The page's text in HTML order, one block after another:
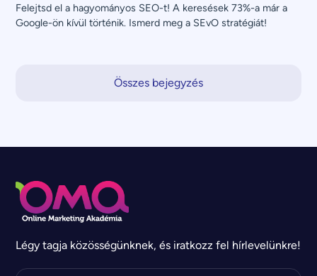
Felejtsd el a hagyományos SEO-t! A keresések 73%-a már a
Google-ön kívül történik. Ismerd meg a SEvO stratégiát!
Összes bejegyzés
Légy tagja közösségünknek, és iratkozz fel hírlevelünkre!